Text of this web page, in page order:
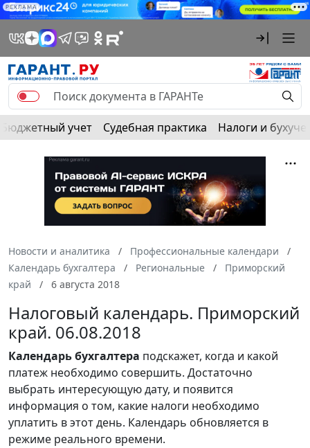
РЕКЛАМА
Бюджетный учет Судебная практика Налоги и
Новости и аналитика
Профессиональные календари
Календарь бухгалтера
Региональные
Приморский
край
6 августа 2018
Налоговый календарь. Приморский
край. 06.08.2018
Календарьбухгалтера подскажет, когда и какой
платеж необходимо совершить. Достаточно
выбрать интересующую дату, и появится
информация о том, какие налоги необходимо
уплатить в этот день. Календарь обновляется в
режиме реального времени.